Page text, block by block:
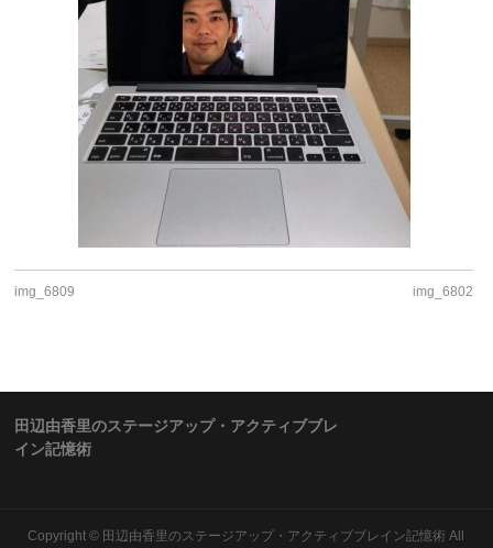
img_6809 img_6802
田辺由香里のステージアップ・アクティブブレ
イン記憶術
Copyright © 田辺由香里のステージアップ・アクティブブレイン記憶術 All